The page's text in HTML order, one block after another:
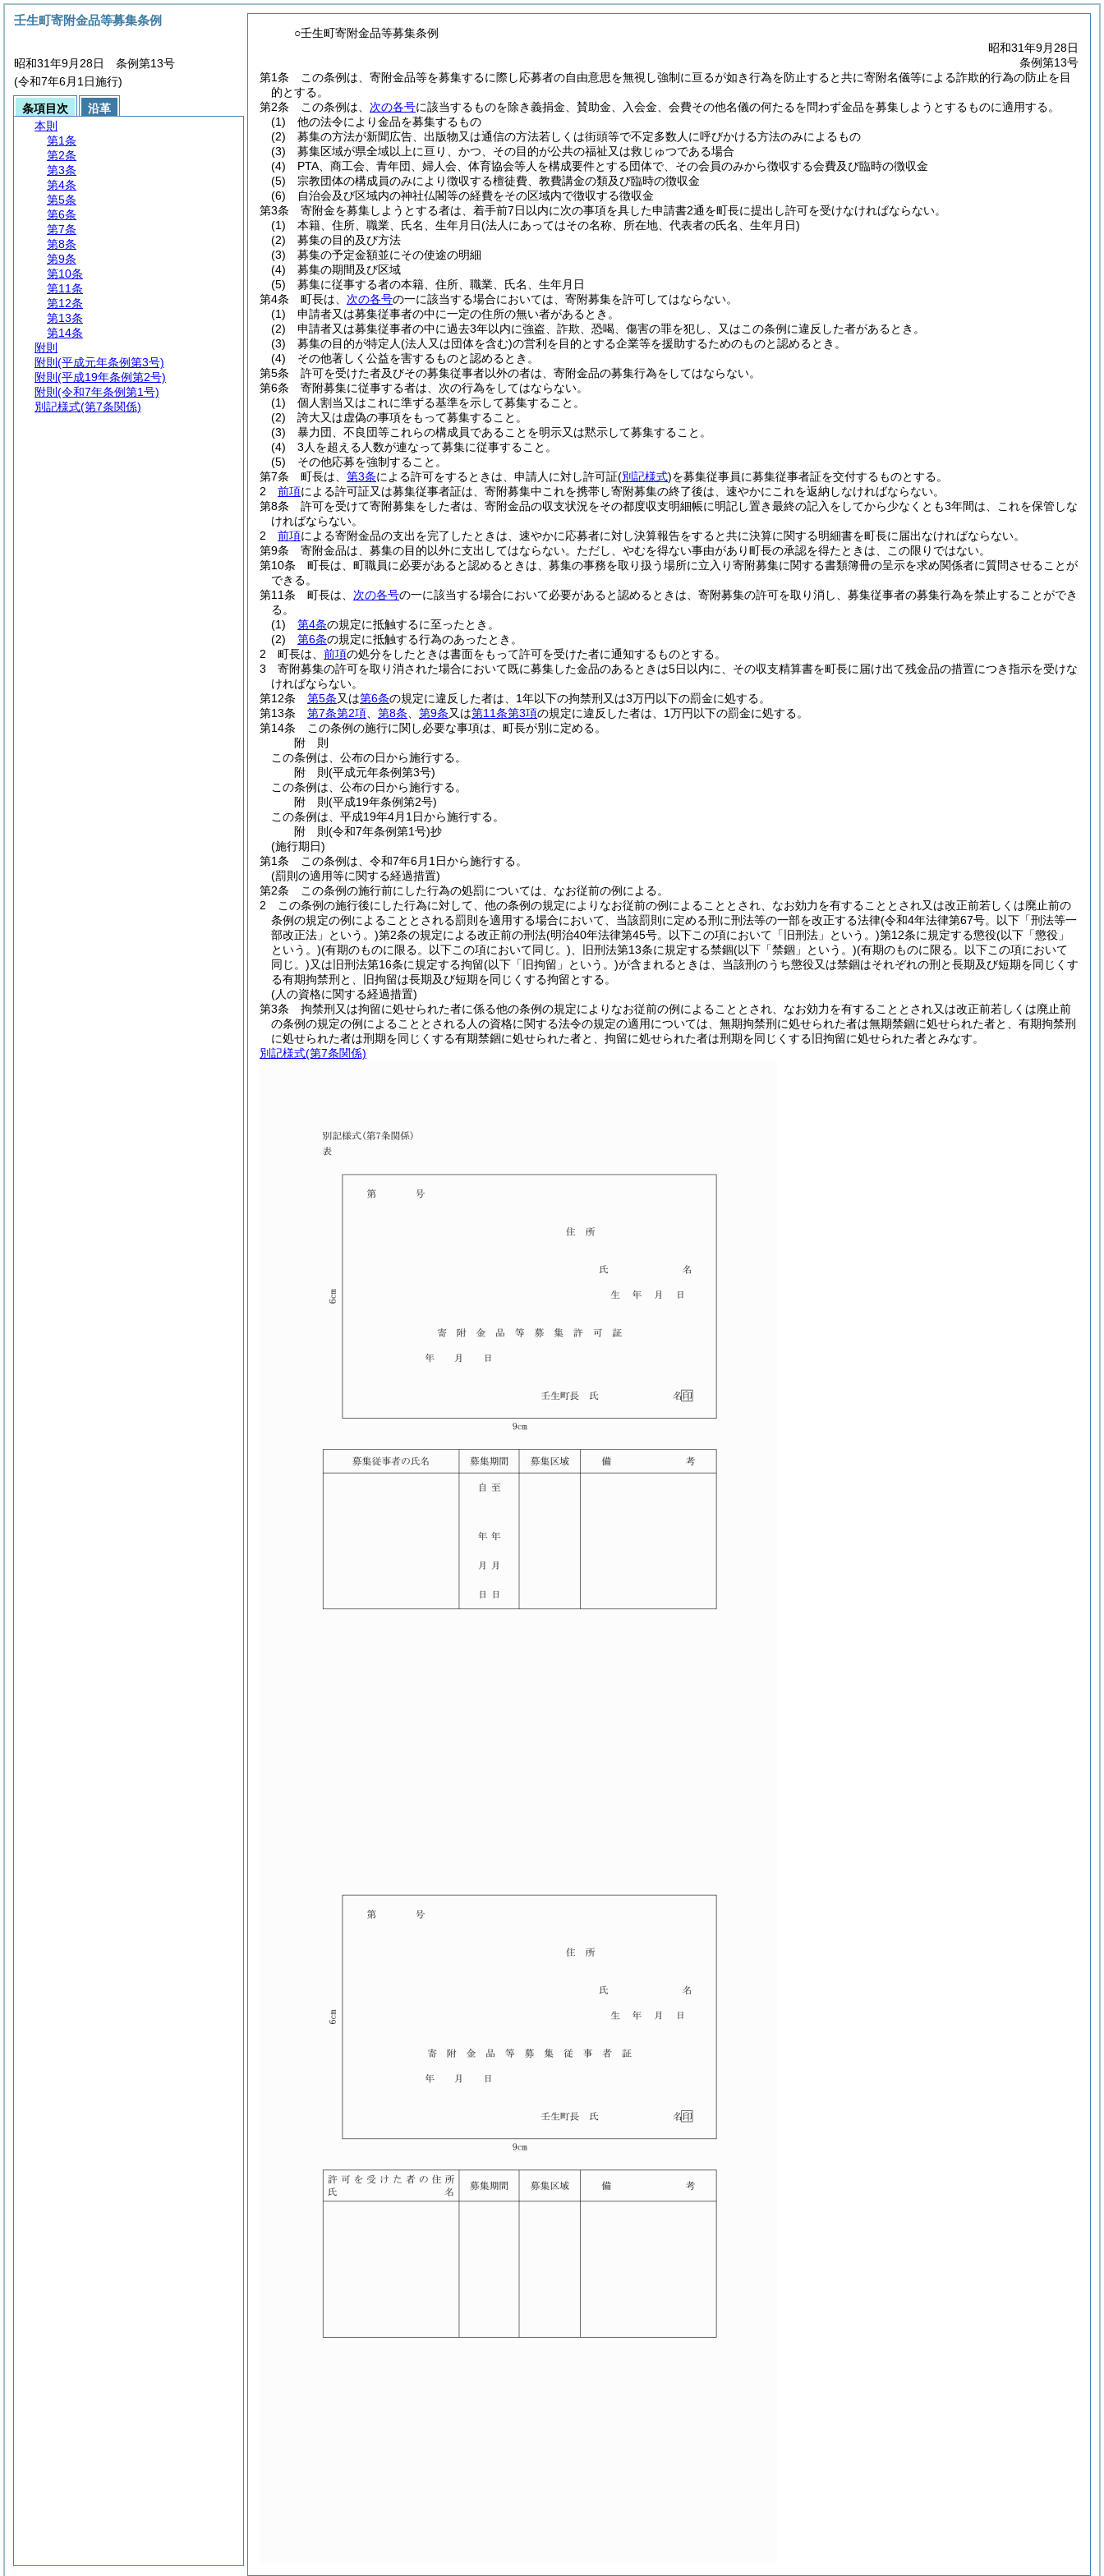
○壬生町寄附金品等募集条例
昭和31年9月28日
条例第13号
第1条
この条例は、寄附金品等を募集するに際し応募者の自由意思を無視し強制に亘るが如き行為を防止すると共に寄附名儀等による詐欺的行為の防止を目
的とする。
第2条
この条例は、 次の各号に該当するものを除き義捐金、賛助金、入会金、会費その他名儀の何たるを問わず金品を募集しようとするものに適用する。
(1)
他の法令により金品を募集するもの
(2)
募集の方法が新聞広告、出版物又は通信の方法若しくは街頭等で不定多数人に呼びかける方法のみによるもの
(3)
募集区域が県全域以上に亘り、かつ、その目的が公共の福祉又は救じゅつである場合
(4)
PTA、商工会、青年団、婦人会、体育協会等人を構成要件とする団体で、その会員のみから徴収する会費及び臨時の徴収金
(5)
宗教団体の構成員のみにより徴収する檀徒費、教費講金の類及び臨時の徴収金
(6)
自治会及び区域内の神社仏閣等の経費をその区域内で徴収する徴収金
第3条
寄附金を募集しようとする者は、着手前7日以内に次の事項を具した申請書2通を町長に提出し許可を受けなければならない。
(1)
本籍、住所、職業、氏名、生年月日(法人にあってはその名称、所在地、代表者の氏名、生年月日)
(2)
募集の目的及び方法
(3)
募集の予定金額並にその使途の明細
(4)
募集の期間及び区域
(5)
募集に従事する者の本籍、住所、職業、氏名、生年月日
第4条
町長は、 次の各号の一に該当する場合においては、寄附募集を許可してはならない。
(1)
申請者又は募集従事者の中に一定の住所の無い者があるとき。
(2)
申請者又は募集従事者の中に過去3年以内に強盗、詐欺、恐喝、傷害の罪を犯し、又はこの条例に違反した者があるとき。
(3)
募集の目的が特定人(法人又は団体を含む)の営利を目的とする企業等を援助するためのものと認めるとき。
(4)
その他著しく公益を害するものと認めるとき。
第5条
許可を受けた者及びその募集従事者以外の者は、寄附金品の募集行為をしてはならない。
第6条
寄附募集に従事する者は、次の行為をしてはならない。
(1)
個人割当又はこれに準ずる基準を示して募集すること。
(2)
誇大又は虚偽の事項をもって募集すること。
(3)
暴力団、不良団等これらの構成員であることを明示又は黙示して募集すること。
(4)
3人を超える人数が連なって募集に従事すること。
(5)
その他応募を強制すること。
第7条
町長は、 第3条による許可をするときは、申請人に対し許可証(別記様式)を募集従事員に募集従事者証を交付するものとする。
2
前項による許可証又は募集従事者証は、寄附募集中これを携帯し寄附募集の終了後は、速やかにこれを返納しなければならない。
第8条
許可を受けて寄附募集をした者は、寄附金品の収支状況をその都度収支明細帳に明記し置き最終の記入をしてから少なくとも3年間は、これを保管しな
ければならない。
2
前項による寄附金品の支出を完了したときは、速やかに応募者に対し決算報告をすると共に決算に関する明細書を町長に届出なければならない。
第9条
寄附金品は、募集の目的以外に支出してはならない。 ただし、やむを得ない事由があり町長の承認を得たときは、この限りではない。
第10条
町長は、町職員に必要があると認めるときは、募集の事務を取り扱う場所に立入り寄附募集に関する書類簿冊の呈示を求め関係者に質問させることが
できる。
第11条
町長は、 次の各号の一に該当する場合において必要があると認めるときは、寄附募集の許可を取り消し、募集従事者の募集行為を禁止することができ
る。
(1)
第4条の規定に抵触するに至ったとき。
(2)
第6条の規定に抵触する行為のあったとき。
2
町長は、 前項の処分をしたときは書面をもって許可を受けた者に通知するものとする。
3
寄附募集の許可を取り消された場合において既に募集した金品のあるときは5日以内に、その収支精算書を町長に届け出て残金品の措置につき指示を受けな
ければならない。
第12条
第5条又は第6条の規定に違反した者は、1年以下の拘禁刑又は3万円以下の罰金に処する。
第13条
第7条第2項 第8条 第9条又は第11条第3項の規定に違反した者は、1万円以下の罰金に処する。
第14条
この条例の施行に関し必要な事項は、町長が別に定める。
附 則
この条例は、公布の日から施行する。
附 則(平成元年条例第3号)
この条例は、公布の日から施行する。
附 則(平成19年条例第2号)
この条例は、平成19年4月1日から施行する。
附 則(令和7年条例第1号)抄
(施行期日)
第1条
この条例は、令和7年6月1日から施行する。
(罰則の適用等に関する経過措置)
第2条
この条例の施行前にした行為の処罰については、なお従前の例による。
2
この条例の施行後にした行為に対して、他の条例の規定によりなお従前の例によることとされ、なお効力を有することとされ又は改正前若しくは廃止前の
条例の規定の例によることとされる罰則を適用する場合において、当該罰則に定める刑に刑法等の一部を改正する法律(令和4年法律第67号。以下「刑法等一
部改正法」という。)第2条の規定による改正前の刑法(明治40年法律第45号。以下この項において「旧刑法」という。)第12条に規定する懲役(以下「懲役」
という。)(有期のものに限る。以下この項において同じ。) 、旧刑法第13条に規定する禁錮(以下「禁錮」という。)(有期のものに限る。以下この項において
同じ。)又は旧刑法第16条に規定する拘留(以下「旧拘留」という。)が含まれるときは、当該刑のうち懲役又は禁錮はそれぞれの刑と長期及び短期を同じくす
る有期拘禁刑と、旧拘留は長期及び短期を同じくする拘留とする。
(人の資格に関する経過措置)
第3条
拘禁刑又は拘留に処せられた者に係る他の条例の規定によりなお従前の例によることとされ、なお効力を有することとされ又は改正前若しくは廃止前
の条例の規定の例によることとされる人の資格に関する法令の規定の適用については、無期拘禁刑に処せられた者は無期禁錮に処せられた者と、有期拘禁刑
に処せられた者は刑期を同じくする有期禁錮に処せられた者と、拘留に処せられた者は刑期を同じくする旧拘留に処せられた者とみなす。
別記様式(第7条関係)
壬生町寄附金品等募集条例
昭和31年9月28日 条例第13号
(令和7年6月1日施行)
条項目次
沿革
本則
第1条
第2条
第3条
第4条
第5条
第6条
第7条
第8条
第9条
第10条
第11条
第12条
第13条
第14条
附則
附則 (平成元年条例第3号)
附則 (平成19年条例第2号)
附則 (令和7年条例第1号)
別記様式(第7条関係)